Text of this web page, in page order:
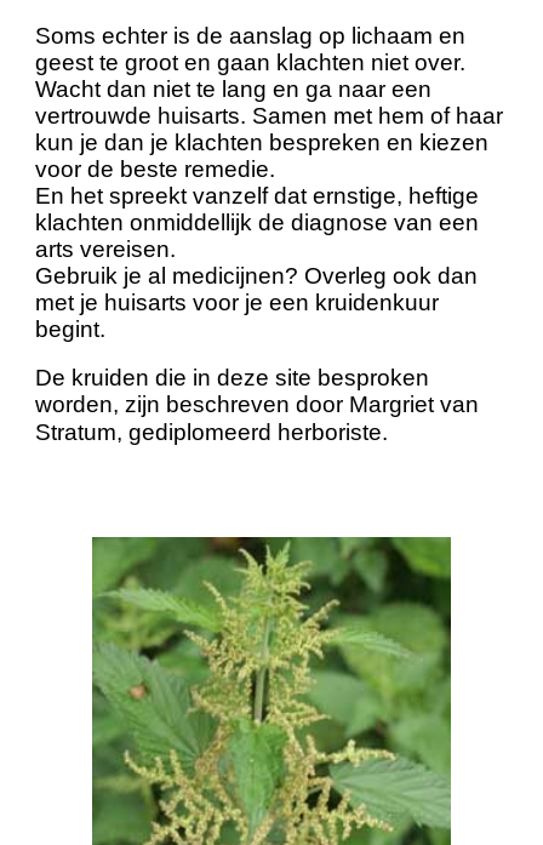
Soms echter is de aanslag op lichaam en
geest te groot en gaan klachten niet over.
Wacht dan niet te lang en ga naar een
vertrouwde huisarts. Samen met hem of haar
kun je dan je klachten bespreken en kiezen
voor de beste remedie.
En het spreekt vanzelf dat ernstige, heftige
klachten onmiddellijk de diagnose van een
arts vereisen.
Gebruik je al medicijnen? Overleg ook dan
met je huisarts voor je een kruidenkuur
begint.
De kruiden die in deze site besproken
worden, zijn beschreven door Margriet van
Stratum, gediplomeerd herboriste.